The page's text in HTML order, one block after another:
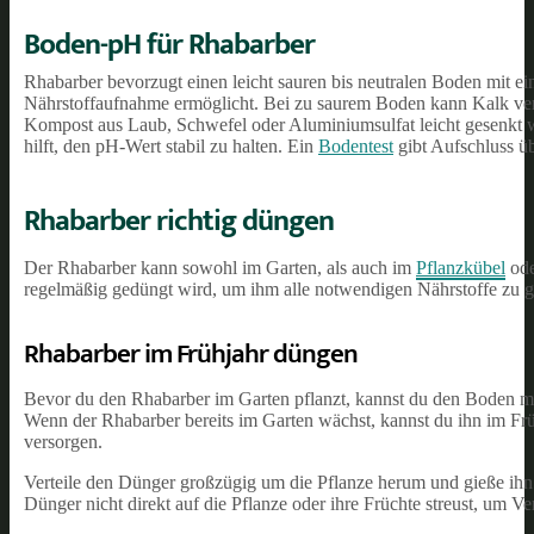
Boden-pH für Rhabarber
Rhabarber bevorzugt einen leicht sauren bis neutralen Boden mit
Nährstoffaufnahme ermöglicht. Bei zu saurem Boden kann Kalk
Kompost aus Laub, Schwefel oder Aluminiumsulfat leicht
hilft, den pH-Wert stabil zu halten. Ein Bodentest gibt Aufschluss
Rhabarber richtig düngen
Der Rhabarber kann sowohl im Garten, als auch im Pflanzkübel
regelmäßig gedüngt wird, um ihm alle notwendigen Nährstoffe zu
Rhabarber im Frühjahr düngen
Bevor du den Rhabarber im Garten pflanzt, kannst du den Boden
Wenn der Rhabarber bereits im Garten wächst, kannst du ihn im
versorgen.
Verteile den Dünger großzügig um die Pflanze herum und gieße
Dünger nicht direkt auf die Pflanze oder ihre Früchte streust, um